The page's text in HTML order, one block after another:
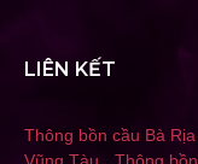
LIÊN KẾT
Thông bồn cầu Bà Rịa